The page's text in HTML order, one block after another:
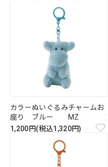
カラーぬいぐるみチャームお
座り ブルー MZ
1,200円(税込1,320円)